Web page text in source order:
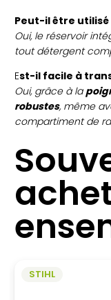
Peut-il être
Oui, le réservoir
tout détergent
Est-il facile à
Oui, grâce à la
robustes, même
compartiment de
STIHL